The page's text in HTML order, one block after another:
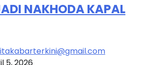
NAKHODA KAPAL
5, 2026